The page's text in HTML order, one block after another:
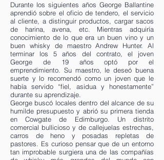
Durante los siguientes años George Ballantine
aprendió sobre el oficio de tendero, el servicio
al cliente, a distinguir productos, cargar sacos
de harina, avena, etc. Mientras adquiría
conocimiento de lo que era un buen vino y un
buen whisky de maestro Andrew Hunter. Al
terminar los 5 años del contrato, el joven
George de 19 años optó por el
emprendimiento. Su maestro, le deseó buena
suerte y lo recomendó como un joven que le
había servido “fiel, asidua y honestamente”
durante su aprendizaje.
George buscó locales dentro del alcance de su
humilde presupuesto y abrió su primera tienda
en Cowgate de Edimburgo. Un distrito
comercial bullicioso y de callejuelas estrechas,
carros de heno y posadas repletas de
pastores. Es curioso pensar que de un entorno
tan improbable surgiera una de las compañías